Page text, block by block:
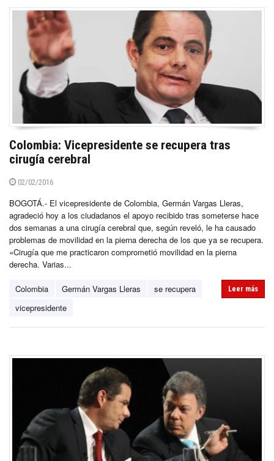
Colombia: Vicepresidente se recupera tras
cirugía cerebral
02/02/2016
BOGOTÁ.- El vicepresidente de Colombia, Germán Vargas Lleras,
agradeció hoy a los ciudadanos el apoyo recibido tras someterse hace
dos semanas a una cirugía cerebral que, según reveló, le ha causado
problemas de movilidad en la pierna derecha de los que ya se recupera.
«Cirugía que me practicaron comprometió movilidad en la pierna
derecha. Varias...
Colombia Germán Vargas Lleras
se recupera
vicepresidente
Leer más